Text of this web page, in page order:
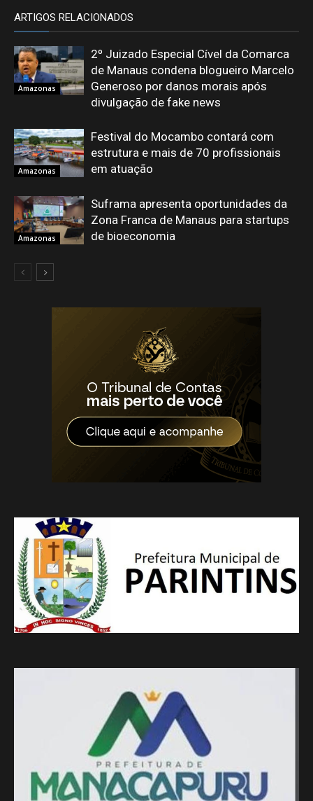
ARTIGOS RELACIONADOS
Amazonas
2º Juizado Especial Cível da Comarca
de Manaus condena blogueiro Marcelo
Generoso por danos morais após
divulgação de fake news
Amazonas
Festival do Mocambo contará com
estrutura e mais de 70 profissionais
em atuação
Amazonas
Suframa apresenta oportunidades da
Zona Franca de Manaus para startups
de bioeconomia